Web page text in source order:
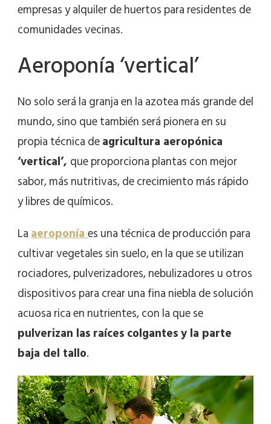
empresas y alquiler de huertos para residentes de
comunidades vecinas.
Aeroponía ‘vertical’
No solo será la granja en la azotea más grande del
mundo, sino que también será pionera en su
propia técnica deagricultura aeropónica
‘vertical’, que proporciona plantas con mejor
sabor, más nutritivas, de crecimiento más rápido
y libres de químicos.
Laaeroponíaes una técnica de producción para
cultivar vegetales sin suelo, en la que se utilizan
rociadores, pulverizadores, nebulizadores u otros
dispositivos para crear una fina niebla de solución
acuosa rica en nutrientes, con la que se
pulverizan las raíces colgantes y la parte
baja del tallo.